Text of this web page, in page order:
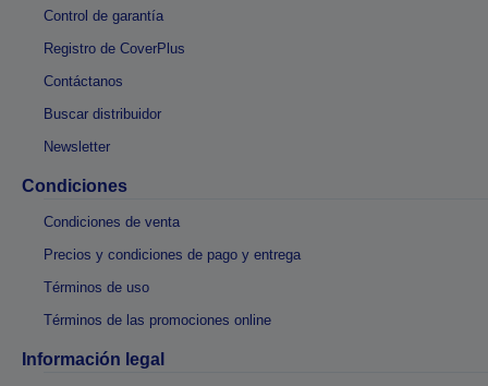
Control de garantía
Registro de CoverPlus
Contáctanos
Buscar distribuidor
Newsletter
Condiciones
Condiciones de venta
Precios y condiciones de pago y entrega
Términos de uso
Términos de las promociones online
Información legal